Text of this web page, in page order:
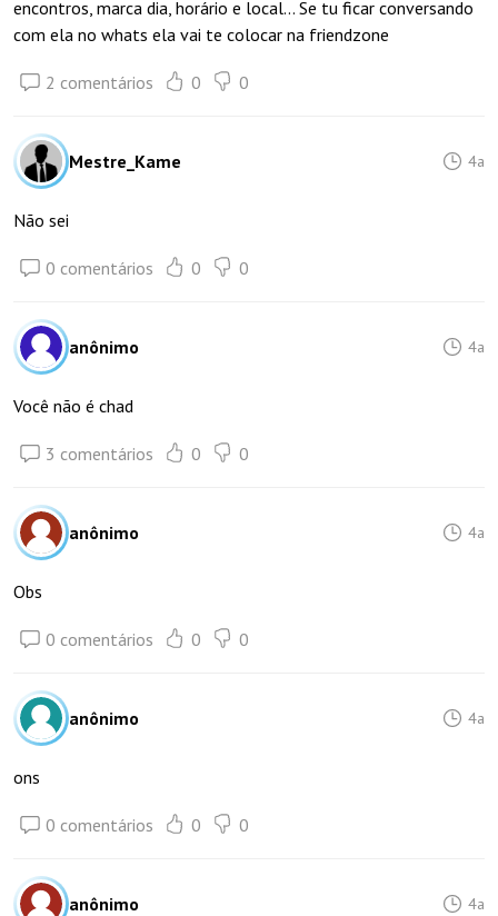
encontros, marca dia, horário e local... Se tu ficar conversando
com ela no whats ela vai te colocar na friendzone
2 comentários 0 0
Mestre_Kame 4a
Não sei
0 comentários 0 0
anônimo 4a
Você não é chad
3 comentários 0 0
anônimo 4a
Obs
0 comentários 0 0
anônimo 4a
ons
0 comentários 0 0
anônimo 4a